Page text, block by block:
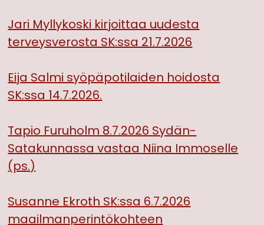
Jari Myllykoski kirjoittaa uudesta
terveysverosta SK:ssa 21.7.2026
Eija Salmi syöpäpotilaiden hoidosta
SK:ssa 14.7.2026.
Tapio Furuholm 8.7.2026 Sydän-
Satakunnassa vastaa Niina Immoselle
(ps.)
Susanne Ekroth SK:ssa 6.7.2026
maailmanperintökohteen